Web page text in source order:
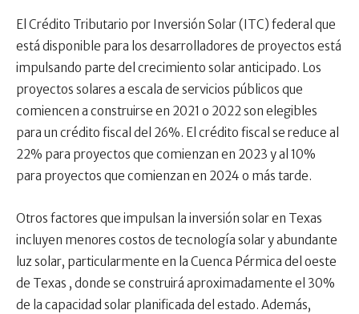
El Crédito Tributario por Inversión Solar (ITC) federal que
está disponible para los desarrolladores de proyectos está
impulsando parte del crecimiento solar anticipado. Los
proyectos solares a escala de servicios públicos que
comiencen a construirse en 2021 o 2022 son elegibles
para un crédito fiscal del 26%. El crédito fiscal se reduce al
22% para proyectos que comienzan en 2023 y al 10%
para proyectos que comienzan en 2024 o más tarde.
Otros factores que impulsan la inversión solar en Texas
incluyen menores costos de tecnología solar y abundante
luz solar, particularmente en la Cuenca Pérmica del oeste
de Texas , donde se construirá aproximadamente el 30%
de la capacidad solar planificada del estado. Además,